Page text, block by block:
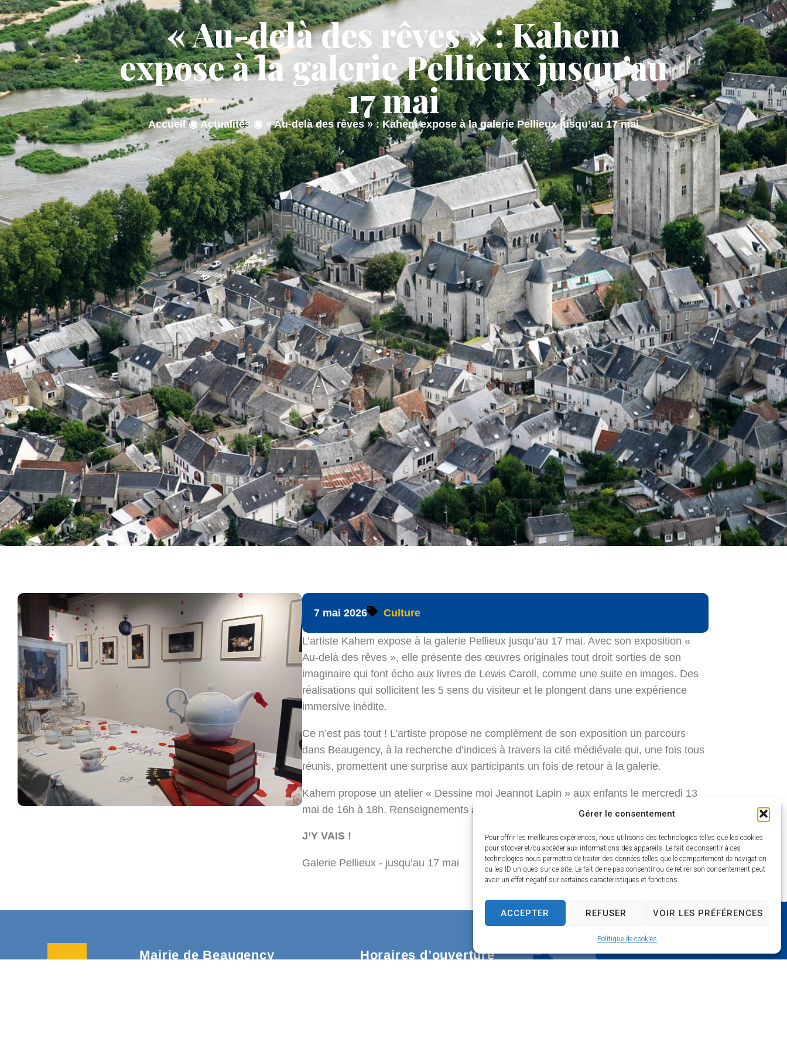
Gérer le consentement
Pour offrir les meilleures expériences, nous utilisons des technologies telles que les cookies
pour stocker et/ou accéder aux informations des appareils. Le fait de consentir à ces
technologies nous permettra de traiter des données telles que le comportement de navigation
ou les ID uniques sur ce site. Le fait de ne pas consentir ou de retirer son consentement peut
avoir un effet négatif sur certaines caractéristiques et fonctions.
ACCEPTER REFUSER VOIR LES PRÉFÉRENCES
Politique de cookies
principal
ACTUALITÉS MA MAIRIE MON QUOTIDIEN MON CADRE DE VIE M'installer
« Au-delà des rêves » : Kahem
expose à la galerie Pellieux jusqu’au
17 mai
Accueil◉Actualités ◉ « Au-delà des rêves » : Kahem expose à la galerie Pellieux jusqu’au 17 mai
7 mai 2026 Culture
L’artiste Kahem expose à la galerie Pellieux jusqu’au 17 mai. Avec son exposition «
Au-delà des rêves », elle présente des œuvres originales tout droit sorties de son
imaginaire qui font écho aux livres de Lewis Caroll, comme une suite en images. Des
réalisations qui sollicitent les 5 sens du visiteur et le plongent dans une expérience
immersive inédite.
Ce n’est pas tout ! L’artiste propose ne complément de son exposition un parcours
dans Beaugency, à la recherche d’indices à travers la cité médiévale qui, une fois tous
réunis, promettent une surprise aux participants un fois de retour à la galerie.
Kahem propose un atelier « Dessine moi Jeannot Lapin » aux enfants le mercredi 13
mai de 16h à 18h. Renseignements auprès de l’artiste.
J’Y VAIS !
Galerie Pellieux - jusqu’au 17 mai
Mairie de Beaugency Horaires d’ouverture